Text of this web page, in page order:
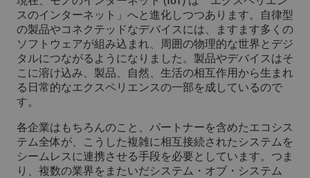
スのインターネット」へと進化しつつあります。自律型
の製品やコネクテッドなデバイスには、ますます多くの
ソフトウェアが組み込まれ、周囲の物理的な世界とデジ
タルにつながるようになりました。製品やデバイスはそ
こに溶け込み、製品、自然、生活の相互作用から生まれ
る日常的なエクスペリエンスの一部を成しているので
す。
各企業はもちろんのこと、パートナーを含めたエコシス
テム全体が、こうした複雑に相互接続されたシステムを
シームレスに連携させる手段を必要としています。つま
り、複数の業界をまたいだシステム・オブ・システム